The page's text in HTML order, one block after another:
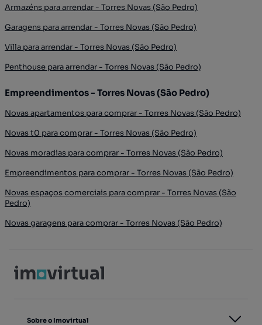
Armazéns para arrendar - Torres Novas (São Pedro)
Garagens para arrendar - Torres Novas (São Pedro)
Villa para arrendar - Torres Novas (São Pedro)
Penthouse para arrendar - Torres Novas (São Pedro)
Empreendimentos - Torres Novas (São Pedro)
Novas apartamentos para comprar - Torres Novas (São Pedro)
Novas t0 para comprar - Torres Novas (São Pedro)
Novas moradias para comprar - Torres Novas (São Pedro)
Empreendimentos para comprar - Torres Novas (São Pedro)
Novas espaços comerciais para comprar - Torres Novas (São
Pedro)
Novas garagens para comprar - Torres Novas (São Pedro)
Sobre o Imovirtual